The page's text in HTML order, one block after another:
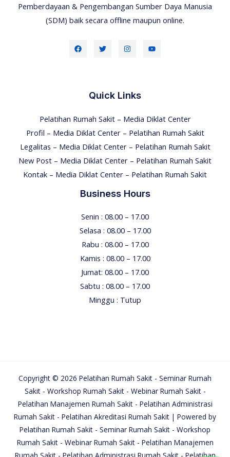
Pemberdayaan & Pengembangan Sumber Daya Manusia
(SDM) baik secara offline maupun online.
Quick Links
Pelatihan Rumah Sakit – Media Diklat Center
Profil – Media Diklat Center – Pelatihan Rumah Sakit
Legalitas – Media Diklat Center – Pelatihan Rumah Sakit
New Post – Media Diklat Center – Pelatihan Rumah Sakit
Kontak – Media Diklat Center – Pelatihan Rumah Sakit
Business Hours
Senin : 08.00 – 17.00
Selasa : 08.00 – 17.00
Rabu : 08.00 – 17.00
Kamis : 08.00 – 17.00
Jumat: 08.00 – 17.00
Sabtu : 08.00 – 17.00
Minggu : Tutup
Copyright © 2026 Pelatihan Rumah Sakit - Seminar Rumah
Sakit - Workshop Rumah Sakit - Webinar Rumah Sakit -
Pelatihan Manajemen Rumah Sakit - Pelatihan Administrasi
Rumah Sakit - Pelatihan Akreditasi Rumah Sakit | Powered by
Pelatihan Rumah Sakit - Seminar Rumah Sakit - Workshop
Rumah Sakit - Webinar Rumah Sakit - Pelatihan Manajemen